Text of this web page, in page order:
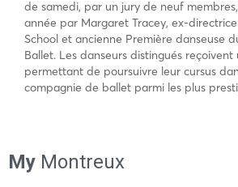
de samedi, par un jury de neuf
année par Margaret Tracey, ex-
School et ancienne Première danseuse
Ballet. Les danseurs distingués
permettant de poursuivre leur cursus
compagnie de ballet parmi les plus
My Montreux